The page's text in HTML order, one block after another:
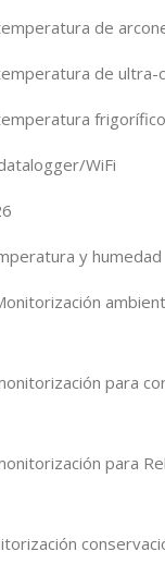
de
de ultra-
WiFi
y humedad
para
para